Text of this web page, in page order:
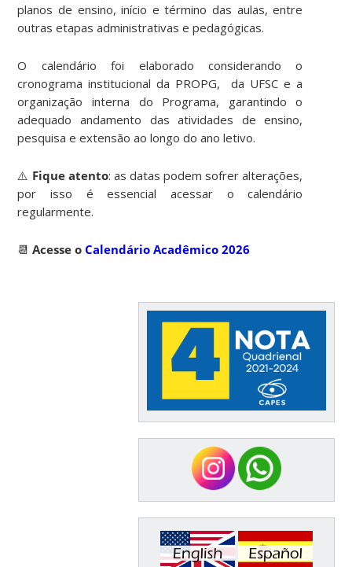
planos de ensino, início e término das aulas, entre
outras etapas administrativas e pedagógicas.
O calendário foi elaborado considerando o
cronograma institucional da PROPG, da UFSC e a
organização interna do Programa, garantindo o
adequado andamento das atividades de ensino,
pesquisa e extensão ao longo do ano letivo.
⚠️ Fique atento: as datas podem sofrer alterações,
por isso é essencial acessar o calendário
regularmente.
📆Acesse oCalendário Acadêmico 2026